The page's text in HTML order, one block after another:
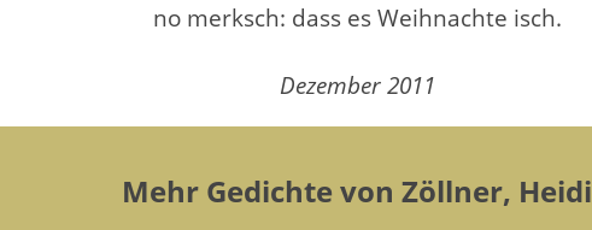
no merksch: dass es Weihnachte isch.
Dezember 2011
Mehr Gedichte von Zöllner, Heidi